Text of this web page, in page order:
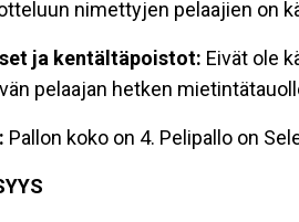
nimettyjen pelaajien on
ja kentältäpoistot: Eivät ole
pelaajan hetken
Pallon koko on 4. Pelipallo on